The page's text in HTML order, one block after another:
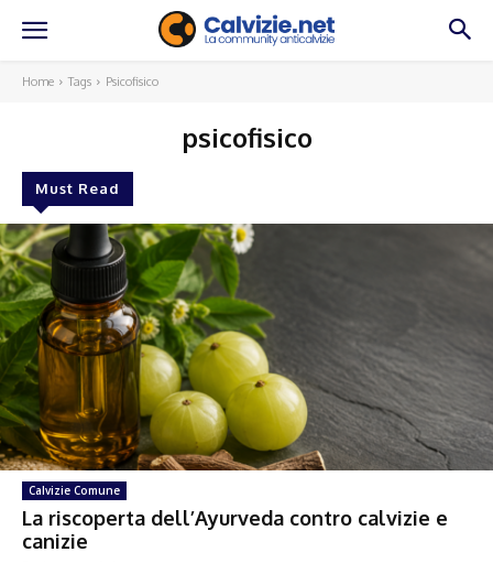
Home Tags Psicofisico
psicofisico
Must Read
Calvizie Comune
La riscoperta dell’Ayurveda contro calvizie e
canizie